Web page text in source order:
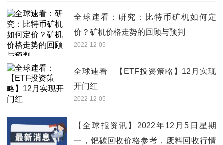
全球速看：研究：比特币矿机如何定
价？矿机价格走势的回顾与预判
2022-12-05
全球速看：【ETF投资策略】12月实现
开门红
2022-12-05
【全球报资讯】2022年12月5日星期
一，钯碳回收价格参考，废料回收行情